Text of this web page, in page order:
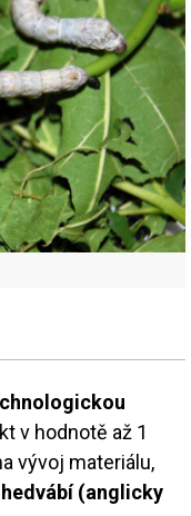
v hodnotě až 1
vývoj materiálu,
(anglicky